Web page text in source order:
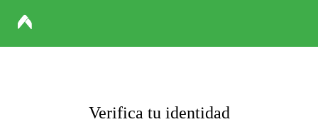
Verifica tu identidad